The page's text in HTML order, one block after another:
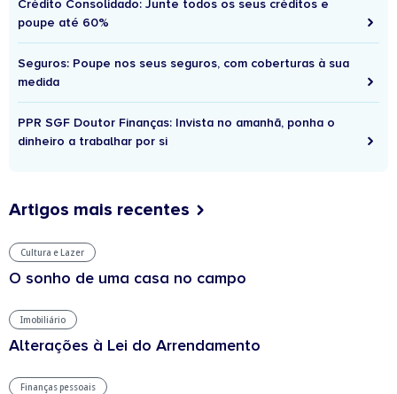
Crédito Consolidado: Junte todos os seus créditos e
poupe até 60%
Seguros: Poupe nos seus seguros, com coberturas à sua
medida
PPR SGF Doutor Finanças: Invista no amanhã, ponha o
dinheiro a trabalhar por si
Artigos mais recentes
Cultura e Lazer
O sonho de uma casa no campo
Imobiliário
Alterações à Lei do Arrendamento
Finanças pessoais